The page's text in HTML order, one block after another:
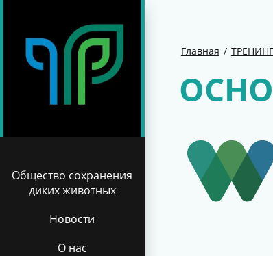
Общество сохранения
диких животных
Новости
О нас
Главная /